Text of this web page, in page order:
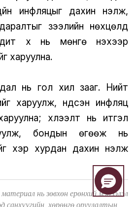
инфляцыг дахин үнэлж,
зээлийн нөхцөлд
хүү нь мөнгө үнэхээр
харуулна.
нь гол хил зааг. Нийт
харуулж, үндсэн инфляц
хүлээлт нь итгэл
бондын өгөөж нь
хэр хурдан дахин үнэлж
нь зөвхөн ерөнхий мэдээлэл
санхүүгийн, хөрөнгө оруулалтын